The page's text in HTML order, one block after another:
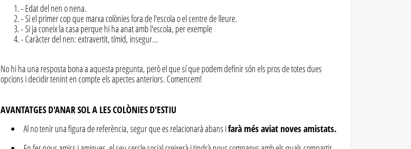
- Edat del nen o nena.
- Si el primer cop que marxa colònies fora de l'escola o el centre de lleure.
- Si ja coneix la casa perque hi ha anat amb l'escola, per exemple
- Caràcter del nen: extravertit, tímid, insegur...
No hi ha una resposta bona a aquesta pregunta, però el que sí que podem definir són els pros de totes dues
opcions i decidir tenint en compte els apectes anteriors. Comencem!
AVANTATGES D'ANAR SOL A LES COLÒNIES D'ESTIU
Al no tenir una figura de referència, segur que es relacionarà abans ifarà més aviat noves amistats.